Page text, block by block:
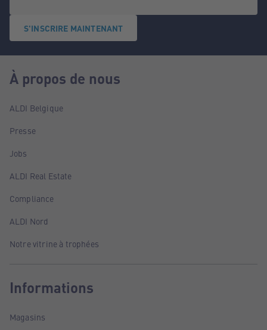
S'INSCRIRE MAINTENANT
À propos de nous
ALDI Belgique
Presse
Jobs
ALDI Real Estate
Compliance
ALDI Nord
Notre vitrine à trophées
Informations
Magasins